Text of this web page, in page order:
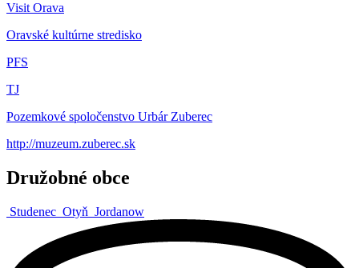
Visit Orava
Oravské kultúrne stredisko
PFS
TJ
Pozemkové spoločenstvo Urbár Zuberec
http://muzeum.zuberec.sk
Družobné obce
Studenec Otyň Jordanow